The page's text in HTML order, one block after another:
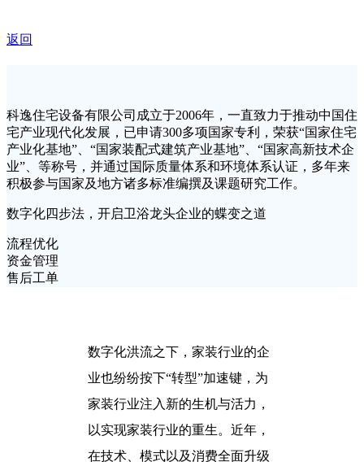
返回
科逸住宅设备有限公司成立于2006年，一直致力于推动中国住
宅产业现代化发展，已申请300多项国家专利，荣获“国家住宅
产业化基地”、“国家装配式建筑产业基地”、“国家高新技术企
业”、等称号，并通过国际质量体系和环境体系认证，多年来
积极参与国家及地方诸多标准编撰及课题研究工作。
数字化四步法，开启卫浴龙头企业的蝶变之道
流程优化
资金管理
售后工单
数字化洪流之下，家装行业的企
业也纷纷按下“转型”加速键，为
家装行业注入新的生机与活力，
以实现家装行业的重生。近年，
在技术、模式以及消费全面升级